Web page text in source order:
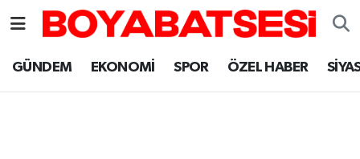
GÜNDEM EKONOMİ SPOR ÖZEL HABER
Sinop Nöbetçi Eczaneler